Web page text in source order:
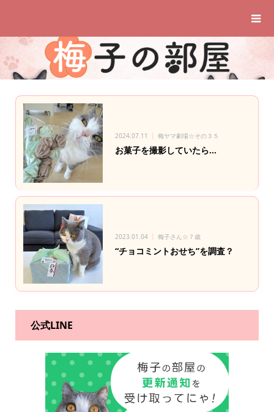
2024.07.11 梅ヤマ劇場☆その３５
お菓子を撮影していたら…
2023.01.04 梅子さん☆７歳
“チョコミントおせち”を調査？
公式LINE